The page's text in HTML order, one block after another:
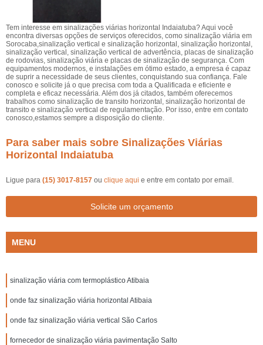
Tem interesse em sinalizações viárias horizontal Indaiatuba? Aqui você
encontra diversas opções de serviços oferecidos, como sinalização viária em
Sorocaba,sinalização vertical e sinalização horizontal, sinalização horizontal,
sinalização vertical, sinalização vertical de advertência, placas de sinalização
de rodovias, sinalização viária e placas de sinalização de segurança. Com
equipamentos modernos, e instalações em ótimo estado, a empresa é capaz
de suprir a necessidade de seus clientes, conquistando sua confiança. Fale
conosco e solicite já o que precisa com toda a Qualificada e eficiente e
completa e eficaz necessária. Além dos já citados, também oferecemos
trabalhos como sinalização de transito horizontal, sinalização horizontal de
transito e sinalização vertical de regulamentação. Por isso, entre em contato
conosco,estamos sempre a disposição do cliente.
Para saber mais sobre Sinalizações Viárias
Horizontal Indaiatuba
Ligue para (15) 3017-8157 ou clique aqui e entre em contato por email.
Solicite um orçamento
MENU
sinalização viária com termoplástico Atibaia
onde faz sinalização viária horizontal Atibaia
onde faz sinalização viária vertical São Carlos
fornecedor de sinalização viária pavimentação Salto